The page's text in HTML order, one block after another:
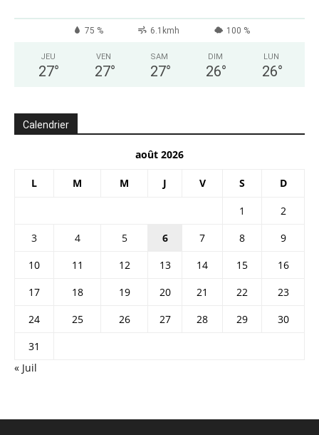
75 % 6.1kmh 100 %
JEU
27°
VEN
27°
SAM
27°
DIM
26°
LUN
26°
Calendrier
août 2026
L M M J V S D
1
2
3
4 5 6 7 8
9
10
11 12 13 14 15
16
17
18 19 20 21 22
23
24
25 26 27 28 29
30
31
« Juil